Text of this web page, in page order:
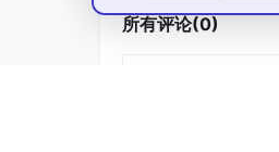
第三阶段：冲
所有评论(0)